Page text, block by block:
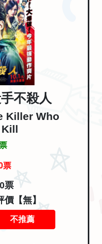
不殺人
Killer Who
Kill
票
票
價【無】
不推薦